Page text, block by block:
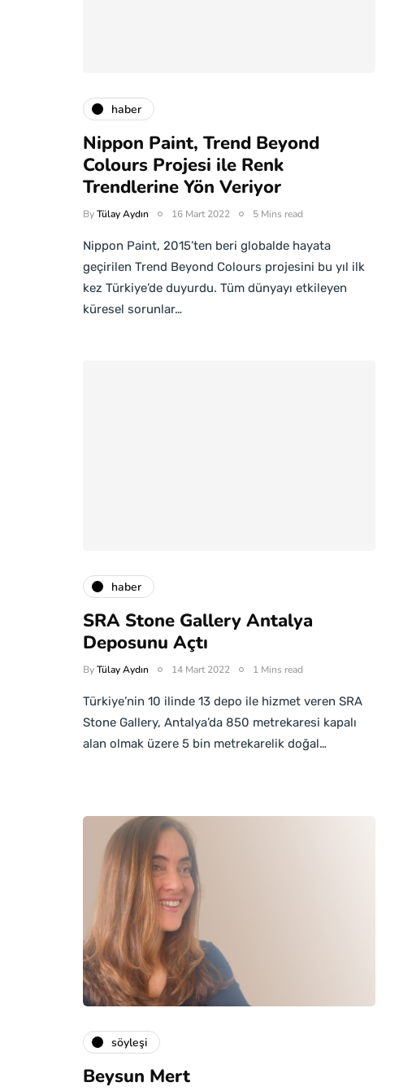
haber
Nippon Paint, Trend Beyond
Colours Projesi ile Renk
Trendlerine Yön Veriyor
ByTülay Aydın 16 Mart 2022 5 Mins read
Nippon Paint, 2015’ten beri globalde hayata
geçirilen Trend Beyond Colours projesini bu yıl ilk
kez Türkiye’de duyurdu. Tüm dünyayı etkileyen
küresel sorunlar…
haber
SRA Stone Gallery Antalya
Deposunu Açtı
ByTülay Aydın 14 Mart 2022 1 Mins read
Türkiye’nin 10 ilinde 13 depo ile hizmet veren SRA
Stone Gallery, Antalya’da 850 metrekaresi kapalı
alan olmak üzere 5 bin metrekarelik doğal…
söyleşi
Beysun Mert